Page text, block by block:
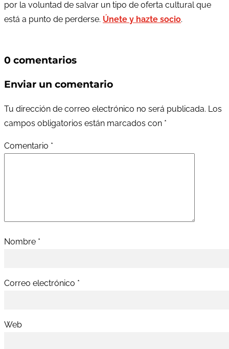
por la voluntad de salvar un tipo de oferta cultural que
está a punto de perderse. Únete y hazte socio.
0 comentarios
Enviar un comentario
Tu dirección de correo electrónico no será publicada. Los
campos obligatorios están marcados con *
Comentario *
Nombre *
Correo electrónico *
Web